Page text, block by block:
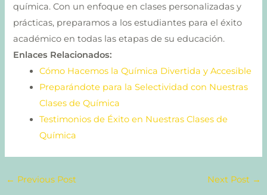
química. Con un enfoque en clases personalizadas y
prácticas, preparamos a los estudiantes para el éxito
académico en todas las etapas de su educación.
Enlaces Relacionados:
Cómo Hacemos la Química Divertida y Accesible
Preparándote para la Selectividad con Nuestras
Clases de Química
Testimonios de Éxito en Nuestras Clases de
Química
← Previous Post Next Post →